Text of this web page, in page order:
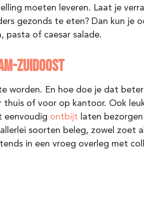
moeten leveren. Laat je
gezonds te eten? Dan kun je
pasta of caesar salade.
ZUIDOOST
worden. En hoe doe je dat
of voor op kantoor. Ook
eenvoudig ontbijt laten
soorten beleg, zowel zoet
in een vroeg overleg met